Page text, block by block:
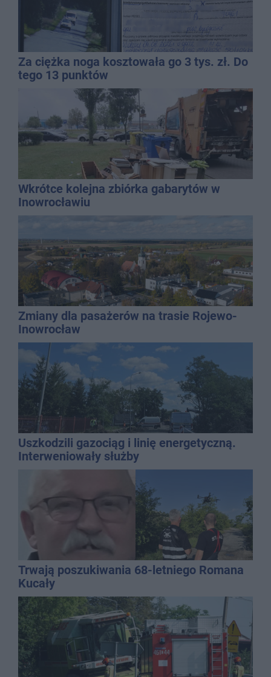
Za ciężka noga kosztowała go 3 tys. zł. Do
tego 13 punktów
Wkrótce kolejna zbiórka gabarytów w
Inowrocławiu
Zmiany dla pasażerów na trasie Rojewo-
Inowrocław
Uszkodzili gazociąg i linię energetyczną.
Interweniowały służby
Trwają poszukiwania 68-letniego Romana
Kucały